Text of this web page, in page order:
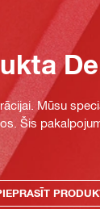
Mūsu
Šis